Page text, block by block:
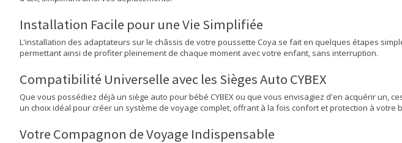
Installation Facile pour une Vie Simplifiée
L'installation des adaptateurs sur le châssis de votre poussette Coya se fait en quelques étapes
permettant ainsi de profiter pleinement de chaque moment avec votre enfant, sans interruption.
Compatibilité Universelle avec les Sièges Auto CYBEX
Que vous possédiez déjà un siège auto pour bébé CYBEX ou que vous envisagiez d'en acquérir un,
un choix idéal pour créer un système de voyage complet, offrant à la fois confort et protection à votre
Votre Compagnon de Voyage Indispensable